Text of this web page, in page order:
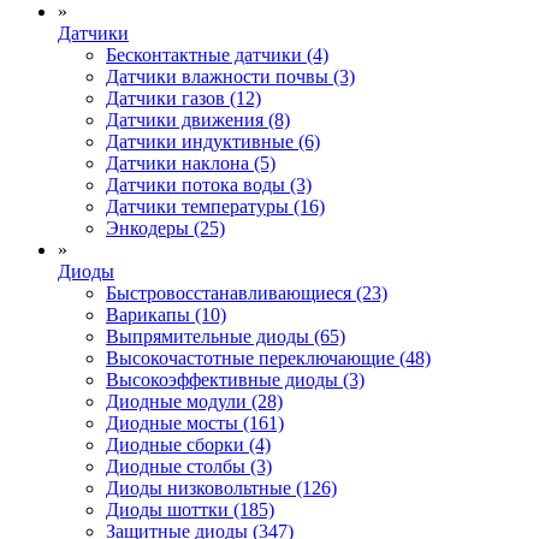
»
Датчики
Бесконтактные датчики (4)
Датчики влажности почвы (3)
Датчики газов (12)
Датчики движения (8)
Датчики индуктивные (6)
Датчики наклона (5)
Датчики потока воды (3)
Датчики температуры (16)
Энкодеры (25)
»
Диоды
Быстровосстанавливающиеся (23)
Варикапы (10)
Выпрямительные диоды (65)
Высокочастотные переключающие (48)
Высокоэффективные диоды (3)
Диодные модули (28)
Диодные мосты (161)
Диодные сборки (4)
Диодные столбы (3)
Диоды низковольтные (126)
Диоды шоттки (185)
Защитные диоды (347)